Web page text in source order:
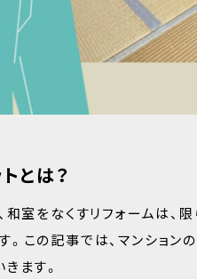
とは？
室をなくすリフォームは、
この記事では、マンション
ます。